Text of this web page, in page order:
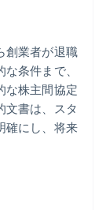
創業者が退職
条件まで、
な株主間協定
文書は、スタ
確にし、将来